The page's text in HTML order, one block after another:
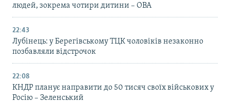
людей, зокрема чотири дитини – ОВА
22:43
Лубінець: у Берегівському ТЦК чоловіків незаконно
позбавляли відстрочок
22:08
КНДР планує направити до 50 тисяч своїх військових у
Росію – Зеленський